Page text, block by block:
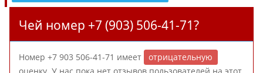
Чей номер +7 (903) 506-41-71?
Номер +7 903 506-41-71 имеет
отрицательную